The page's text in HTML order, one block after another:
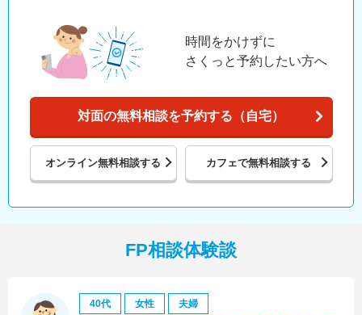
時間をかけずに
さくっと予約したい方へ
対面の無料相談を予約する（自宅）
オンライン無料相談する カフェで無料相談する
FP相談体験談
40代 女性 夫婦